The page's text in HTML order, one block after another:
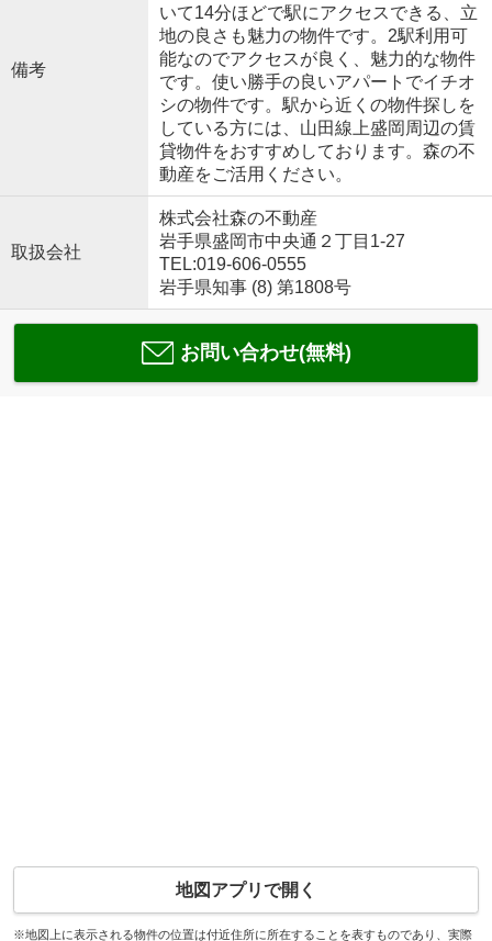
備考
いて14分ほどで駅にアクセスできる、立
地の良さも魅力の物件です。2駅利用可
能なのでアクセスが良く、魅力的な物件
です。使い勝手の良いアパートでイチオ
シの物件です。駅から近くの物件探しを
している方には、山田線上盛岡周辺の賃
貸物件をおすすめしております。森の不
動産をご活用ください。
取扱会社
株式会社森の不動産
岩手県盛岡市中央通２丁目1-27
TEL:019-606-0555
岩手県知事 (8) 第1808号
お問い合わせ(無料)
地図アプリで開く
※地図上に表示される物件の位置は付近住所に所在することを表すものであり、実際